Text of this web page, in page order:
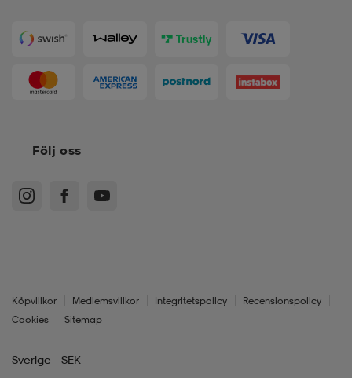
Följ oss
Köpvillkor Medlemsvillkor Integritetspolicy
Recensionspolicy
Cookies
Sitemap
Sverige - SEK